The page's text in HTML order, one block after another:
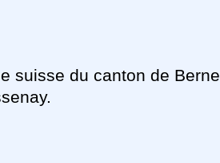
suisse du canton de Berne